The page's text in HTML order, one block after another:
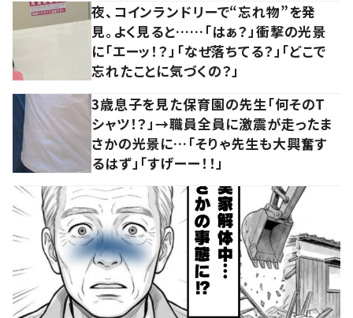
夜、コインランドリーで“忘れ物”を発
見。よく見ると……「はぁ？」衝撃の光景
に「エーッ！？」「なぜ落ちてる？」「どこで
忘れたことに気づくの？」
3歳息子を見た保育園の先生「何そのT
シャツ！？」→職員全員に激震が走ったま
さかの光景に…「そりゃ先生も大興奮す
るはず」「すげーー！！」